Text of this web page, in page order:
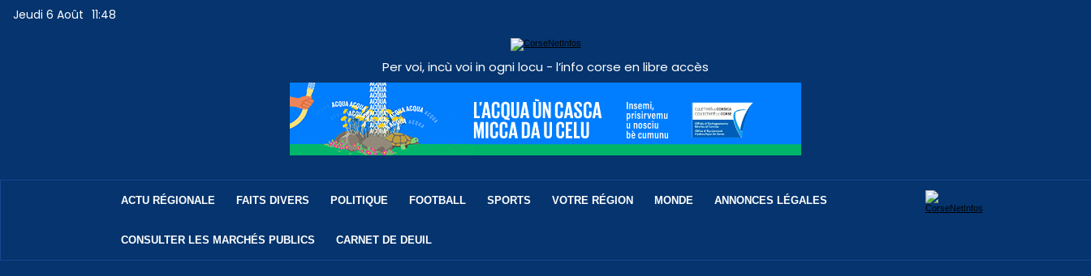
Jeudi 6 Août 11:48
Per voi, incù voi in ogni locu - l’info corse en libre accès
ACTU RÉGIONALE FAITS DIVERS POLITIQUE FOOTBALL SPORTS VOTRE RÉGION MONDE ANNONCES LÉGALES
CONSULTER LES MARCHÉS PUBLICS CARNET DE DEUIL